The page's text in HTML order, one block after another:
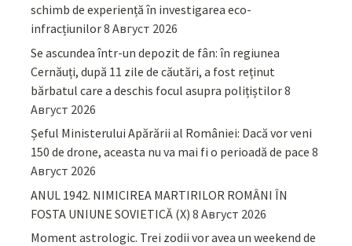
schimb de experiență în investigarea eco-
infracțiunilor8 Август 2026
Se ascundea într-un depozit de fân: în regiunea
Cernăuți, după 11 zile de căutări, a fost reținut
bărbatul care a deschis focul asupra polițiștilor8
Август 2026
Șeful Ministerului Apărării al României: Dacă vor veni
150 de drone, aceasta nu va mai fi o perioadă de pace 8
Август 2026
ANUL 1942. NIMICIREA MARTIRILOR ROMÂNI ÎN
FOSTA UNIUNE SOVIETICĂ (X) 8 Август 2026
Moment astrologic. Trei zodii vor avea un weekend de